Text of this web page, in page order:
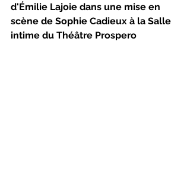
d'Émilie Lajoie dans une mise en
scène de Sophie Cadieux à la Salle
intime du Théâtre Prospero